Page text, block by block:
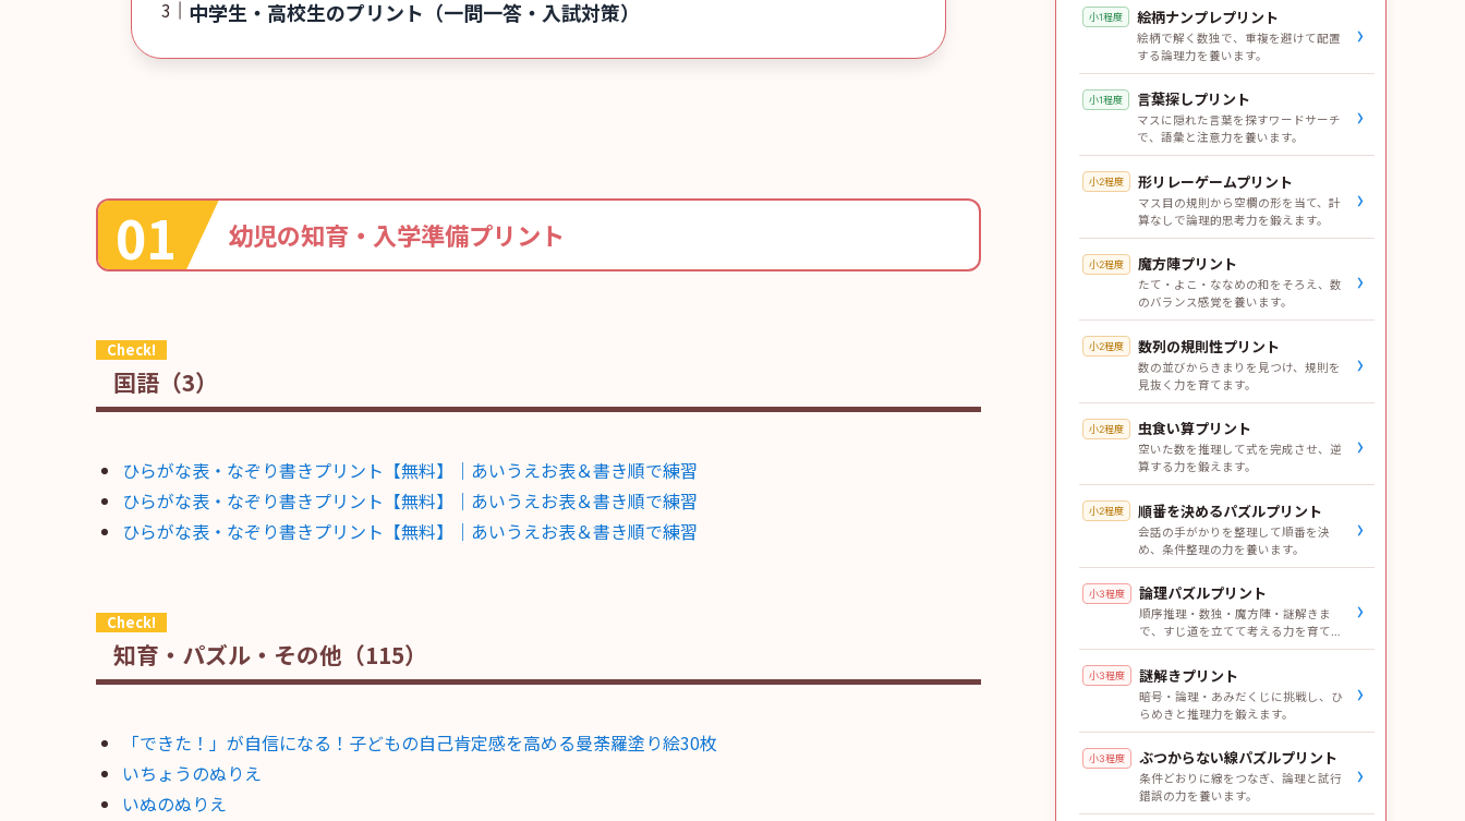
中学生・高校生のプリント（一問一答・入試対策）
幼児の知育・入学準備プリント
国語（3）
ひらがな表・なぞり書きプリント【無料】｜あいうえお表＆書き順で練習
ひらがな表・なぞり書きプリント【無料】｜あいうえお表＆書き順で練習
ひらがな表・なぞり書きプリント【無料】｜あいうえお表＆書き順で練習
知育・パズル・その他（115）
「できた！」が自信になる！子どもの自己肯定感を高める曼荼羅塗り絵30枚
いちょうのぬりえ
いぬのぬりえ
小1程度 絵柄ナンプレプリント
絵柄で解く数独で、重複を避けて配置
する論理力を養います。
›
小1程度 言葉探しプリント
マスに隠れた言葉を探すワードサーチ
で、語彙と注意力を養います。
›
小2程度 形リレーゲームプリント
マス目の規則から空欄の形を当て、計
算なしで論理的思考力を鍛えます。
›
小2程度 魔方陣プリント
たて・よこ・ななめの和をそろえ、数
のバランス感覚を養います。
›
小2程度 数列の規則性プリント
数の並びからきまりを見つけ、規則を
見抜く力を育てます。
›
小2程度 虫食い算プリント
空いた数を推理して式を完成させ、逆
算する力を鍛えます。
›
小2程度 順番を決めるパズルプリント
会話の手がかりを整理して順番を決
め、条件整理の力を養います。
›
小3程度 論理パズルプリント
順序推理・数独・魔方陣・謎解きま
で、すじ道を立てて考える力を育てま
す。
›
小3程度 謎解きプリント
暗号・論理・あみだくじに挑戦し、ひ
らめきと推理力を鍛えます。
›
小3程度 ぶつからない線パズルプリント
条件どおりに線をつなぎ、論理と試行
錯誤の力を養います。
›